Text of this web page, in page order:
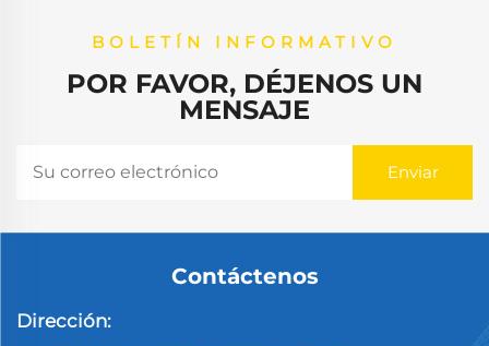
BOLETÍN INFORMATIVO
POR FAVOR, DÉJENOS UN
MENSAJE
Contáctenos
Dirección: